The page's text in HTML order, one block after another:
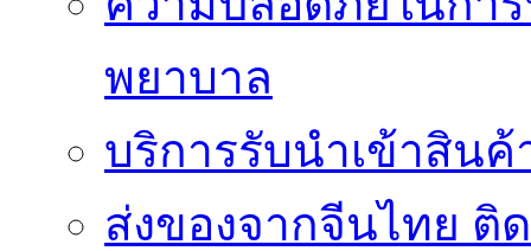
พยาบาล
บริการรับนำเข้าสิน
ส่งของจากจีนไทย ติ